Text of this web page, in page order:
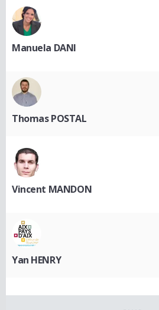
Manuela DANI
Thomas POSTAL
Vincent MANDON
Yan HENRY